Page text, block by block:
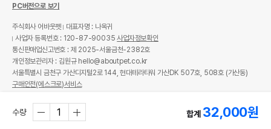
수량 합계 32,000원
PC버전으로 보기
주식회사 어바웃펫
대표자명 : 나옥귀
사업자 등록번호 : 120-87-90035사업자정보확인
통신판매업신고번호 : 제 2025-서울금천-2382호
개인정보관리자 : 김원규 hello@aboutpet.co.kr
서울특별시 금천구 가산디지털2로 144, 현대테라타워 가산DK 507호, 508호 (가산동)
구매안전(에스크로)서비스